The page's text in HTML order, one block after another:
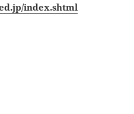
index.shtml